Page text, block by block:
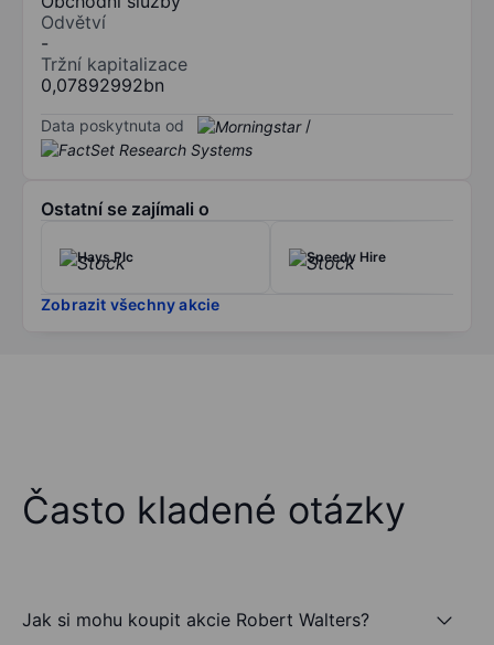
Odvětví
-
Tržní kapitalizace
0,07892992bn
Data poskytnuta od /
Ostatní se zajímali o
Hays Plc Speedy Hire
Zobrazit všechny akcie
Často kladené otázky
Jak si mohu koupit akcie Robert Walters?